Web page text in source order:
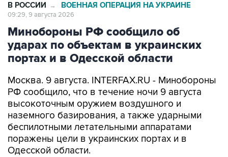
Минобороны РФ сообщило об
ударах по объектам в украинских
портах и в Одесской области
Москва. 9 августа. INTERFAX.RU - Минобороны
высокоточным оружием воздушного и
наземного базирования, а также ударными
беспилотными летательными аппаратами
поражены цели в украинских портах и в
Одесской области.
Как заявили в ведомстве, в порту Одесса